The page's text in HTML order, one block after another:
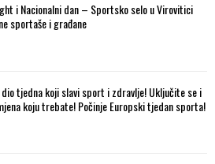
i Nacionalni dan – Sportsko selo u Virovitici
sportaše i građane
tjedna koji slavi sport i zdravlje! Uključite se i
koju trebate! Počinje Europski tjedan sporta!